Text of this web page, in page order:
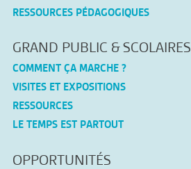
RESSOURCES PÉDAGOGIQUES
GRAND PUBLIC & SCOLAIRES
COMMENT ÇA MARCHE ?
VISITES ET EXPOSITIONS
RESSOURCES
LE TEMPS EST PARTOUT
OPPORTUNITÉS